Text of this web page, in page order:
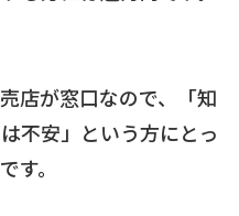
店が窓口なので、「知
不安」という方にとっ
す。